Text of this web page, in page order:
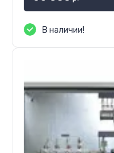
В наличии!